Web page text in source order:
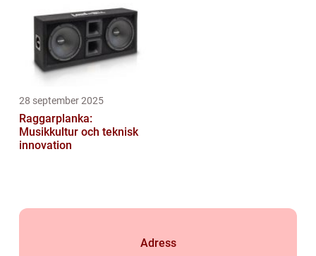
28 september 2025
Raggarplanka:
Musikkultur och teknisk
innovation
Adress